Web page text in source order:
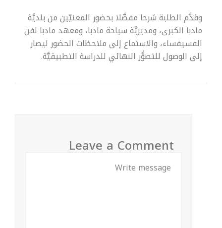
وقدَّم الطلبة شرحا مفصَّلا بحضور المعنيّين من بلديَّة
مادبا الكبرى، ومديريَّة سياحة مادبا، ومعهد مادبا لفن
الفسيفساء، والاستماع إلى ملاحظات الحضور ليصار
إلى الوصول للتصوُّر النهائي للدراسة التطبيقيَّة.
Leave a Comment